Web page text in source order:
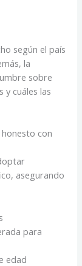
según el país
la
sobre
y cuáles las
con
asegurando
para
edad